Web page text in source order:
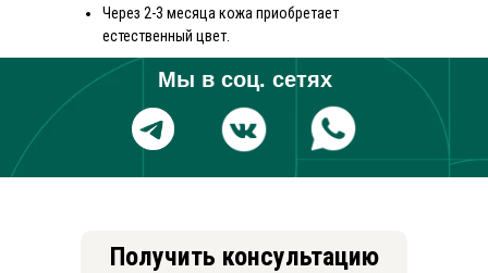
Через 2-3 месяца кожа приобретает
естественный цвет.
Мы в соц. сетях
Получить консультацию